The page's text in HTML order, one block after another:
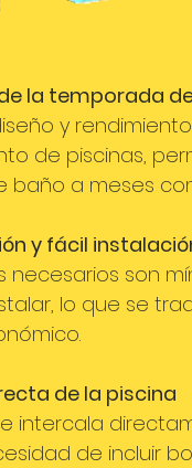
la temporada
y
de piscinas,
baño a meses
y fácil
necesarios son
lo que se
de la piscina
intercala
de incluir